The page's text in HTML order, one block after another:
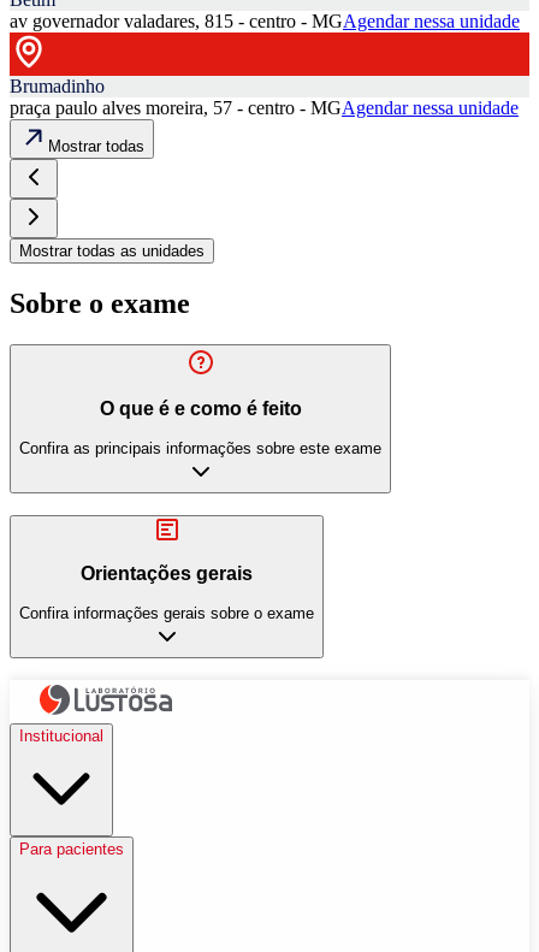
av governador valadares, 815 - centro - MGAgendar nessa unidade
Brumadinho
praça paulo alves moreira, 57 - centro - MGAgendar nessa unidade
Mostrar todas
Mostrar todas as unidades
Sobre o exame
O que é e como é feito
Confira as principais informações sobre este exame
Orientações gerais
Confira informações gerais sobre o exame
Institucional
Para pacientes